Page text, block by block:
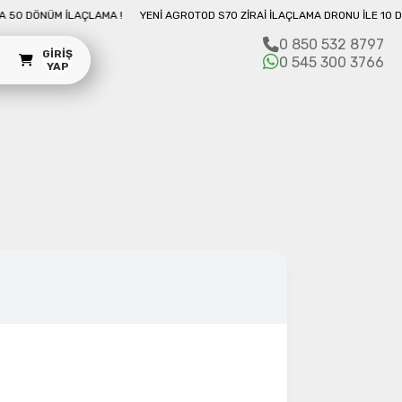
İLE 10 DAKIKADA 50 DÖNÜM İLAÇLAMA ! YENI AGROTOD S70 ZIRAI
GIRIŞ
YAP
0 850 532 8797
0 545 300 3766